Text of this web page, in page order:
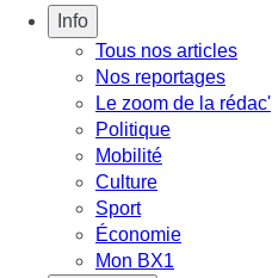
Info
Tous nos articles
Nos reportages
Le zoom de la rédac'
Politique
Mobilité
Culture
Sport
Économie
Mon BX1